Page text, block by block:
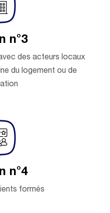
n°3
des acteurs locaux
du logement ou de
n°4
formés